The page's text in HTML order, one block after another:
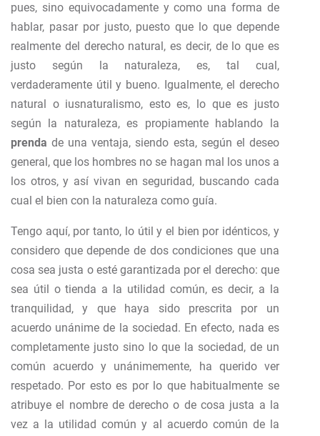
pues, sino equivocadamente y como una forma de
hablar, pasar por justo, puesto que lo que depende
realmente del derecho natural, es decir, de lo que es
justo según la naturaleza, es, tal cual,
verdaderamente útil y bueno. Igualmente, el derecho
natural o iusnaturalismo, esto es, lo que es justo
según la naturaleza, es propiamente hablando la
prendade una ventaja, siendo esta, según el deseo
general, que los hombres no se hagan mal los unos a
los otros, y así vivan en seguridad, buscando cada
cual el bien con la naturaleza como guía.
Tengo aquí, por tanto, lo útil y el bien por idénticos, y
considero que depende de dos condiciones que una
cosa sea justa o esté garantizada por el derecho: que
sea útil o tienda a la utilidad común, es decir, a la
tranquilidad, y que haya sido prescrita por un
acuerdo unánime de la sociedad. En efecto, nada es
completamente justo sino lo que la sociedad, de un
común acuerdo y unánimemente, ha querido ver
respetado. Por esto es por lo que habitualmente se
atribuye el nombre de derecho o de cosa justa a la
vez a la utilidad común y al acuerdo común de la